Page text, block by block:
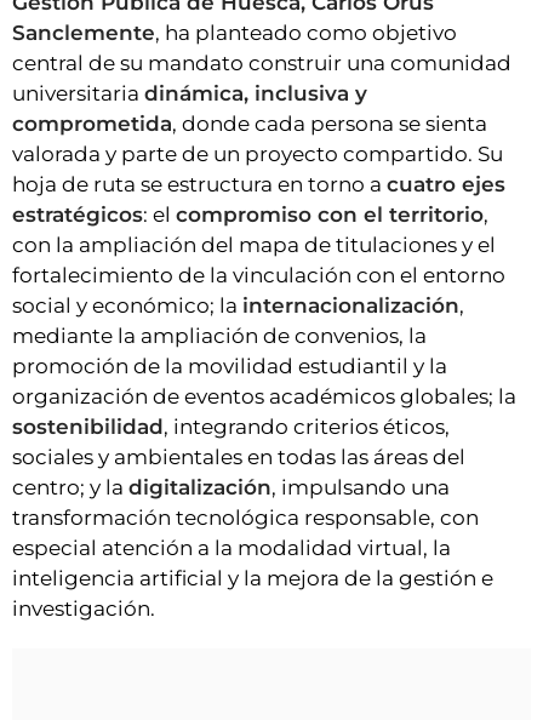
Sanclemente, ha planteado como objetivo
central de su mandato construir una comunidad
universitaria dinámica, inclusiva y
comprometida, donde cada persona se sienta
valorada y parte de un proyecto compartido. Su
hoja de ruta se estructura en torno a cuatro ejes
estratégicos: el compromiso con el territorio,
con la ampliación del mapa de titulaciones y el
fortalecimiento de la vinculación con el entorno
social y económico; la internacionalización,
mediante la ampliación de convenios, la
promoción de la movilidad estudiantil y la
organización de eventos académicos globales; la
sostenibilidad, integrando criterios éticos,
sociales y ambientales en todas las áreas del
centro; y la digitalización, impulsando una
transformación tecnológica responsable, con
especial atención a la modalidad virtual, la
inteligencia artificial y la mejora de la gestión e
investigación.